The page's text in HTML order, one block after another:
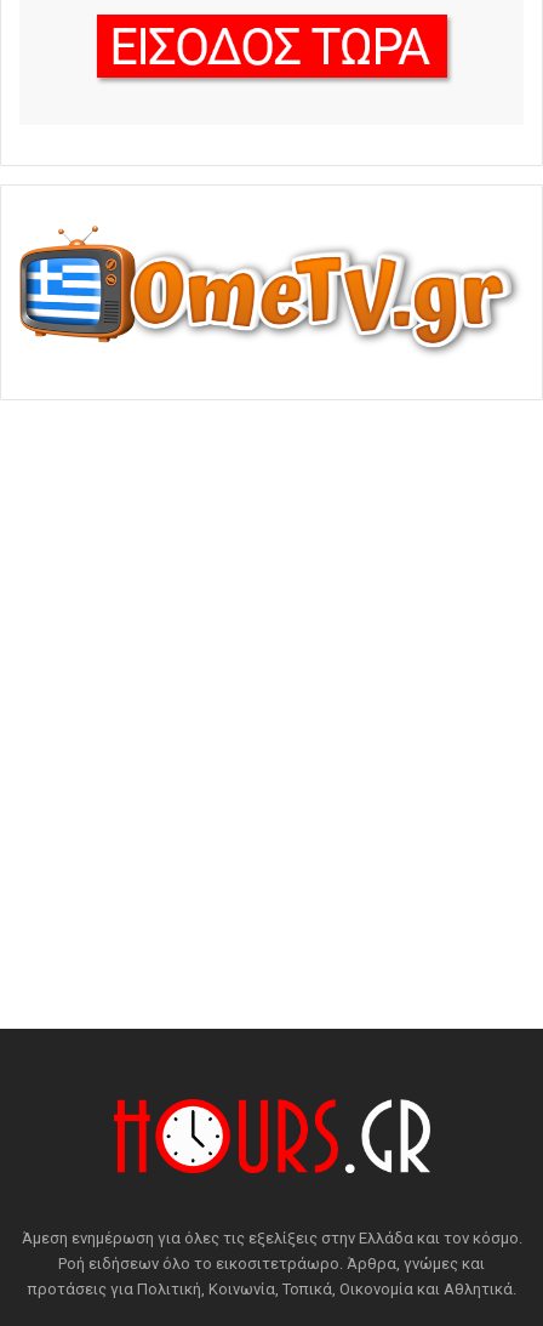
Άμεση ενημέρωση για όλες τις εξελίξεις στην Ελλάδα και τον κόσμο.
Ροή ειδήσεων όλο το εικοσιτετράωρο. Άρθρα, γνώμες και
προτάσεις για Πολιτική, Κοινωνία, Τοπικά, Οικονομία και Αθλητικά.